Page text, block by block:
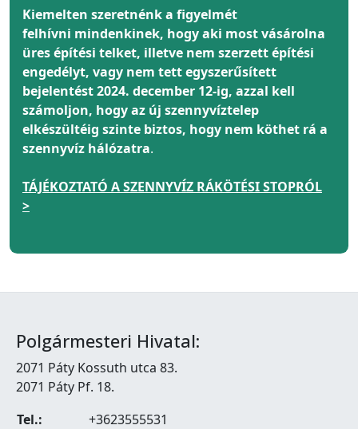
Kiemelten szeretnénk a figyelmét
felhívni mindenkinek, hogy aki most vásárolna
üres építési telket, illetve nem szerzett építési
engedélyt, vagy nem tett egyszerűsített
bejelentést 2024. december 12-ig, azzal kell
számoljon, hogy az új szennyvíztelep
elkészültéig szinte biztos, hogy nem köthet rá a
szennyvíz hálózatra.
TÁJÉKOZTATÓ A SZENNYVÍZ RÁKÖTÉSI STOPRÓL
>
Polgármesteri Hivatal:
2071 Páty Kossuth utca 83.
2071 Páty Pf. 18.
Tel.:
+3623555531